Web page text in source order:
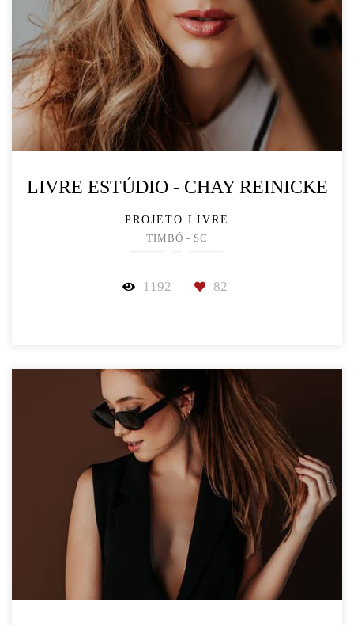
LIVRE ESTÚDIO - CHAY REINICKE
PROJETO LIVRE
TIMBÓ - SC
1192 82